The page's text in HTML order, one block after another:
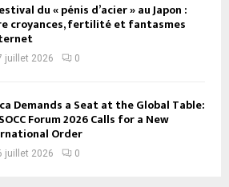
du « pénis d’acier » au Japon :
croyances, fertilité et fantasmes
juillet 2026 0
Demands a Seat at the Global Table:
Forum 2026 Calls for a New
Order
juillet 2026 0